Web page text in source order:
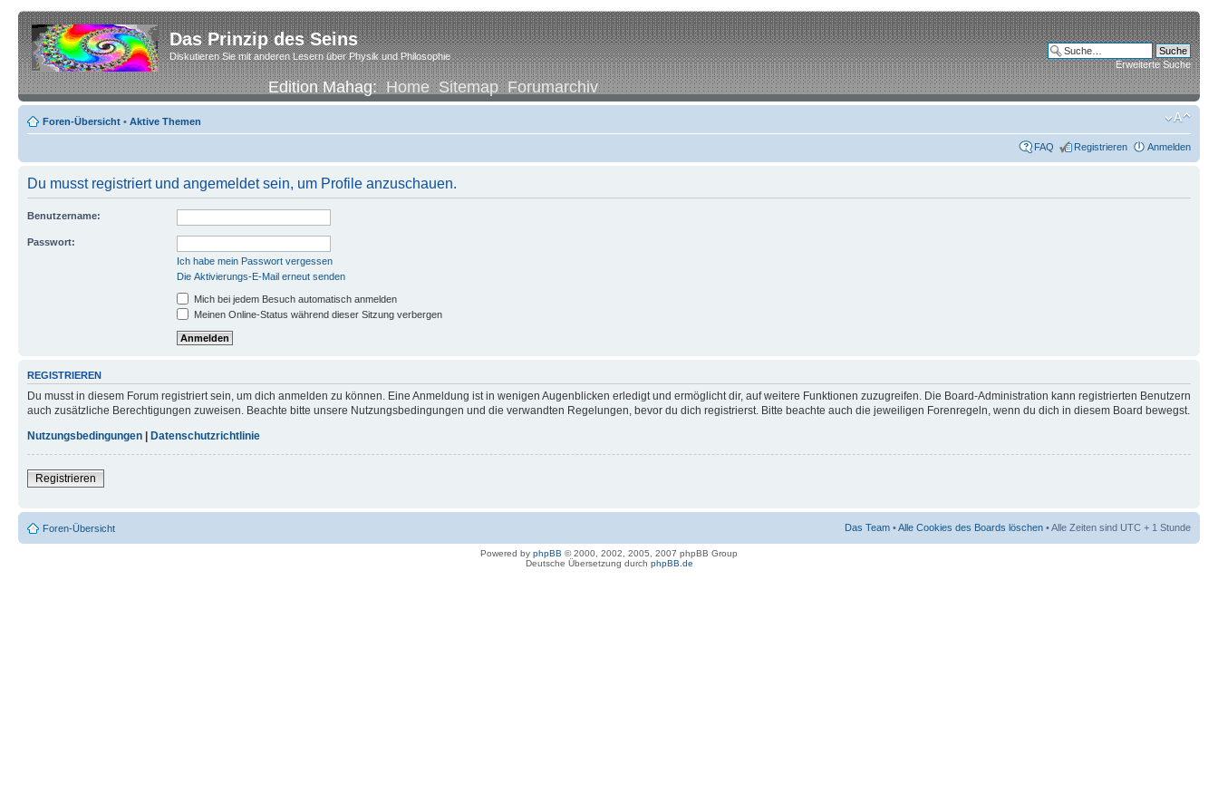
Das Prinzip des Seins
Diskutieren Sie mit anderen Lesern über Physik und Philosophie
Edition Mahag:Home Sitemap Forumarchiv
Erweiterte Suche
Foren-Übersicht • Aktive Themen
FAQ Registrieren Anmelden
Du musst registriert und angemeldet sein, um Profile anzuschauen.
Benutzername:
Passwort:
Ich habe mein Passwort vergessen
Die Aktivierungs-E-Mail erneut senden
Mich bei jedem Besuch automatisch anmelden
Meinen Online-Status während dieser Sitzung verbergen
REGISTRIEREN
Du musst in diesem Forum registriert sein, um dich anmelden zu können. Eine Anmeldung ist in wenigen Augenblicken erledigt und ermöglicht dir, auf weitere Funktionen zuzugreifen. Die Board-Administration kann registrierten Benutzern
auch zusätzliche Berechtigungen zuweisen. Beachte bitte unsere Nutzungsbedingungen und die verwandten Regelungen, bevor du dich registrierst. Bitte beachte auch die jeweiligen Forenregeln, wenn du dich in diesem Board bewegst.
Nutzungsbedingungen
Datenschutzrichtlinie
Registrieren
Foren-Übersicht Das Team •Alle Cookies des Boards löschen • Alle Zeiten sind UTC + 1 Stunde
Powered by phpBB © 2000, 2002, 2005, 2007 phpBB Group
Deutsche Übersetzung durch phpBB.de